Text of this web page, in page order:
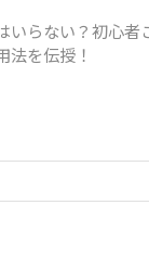
いらない？初心者
法を伝授！